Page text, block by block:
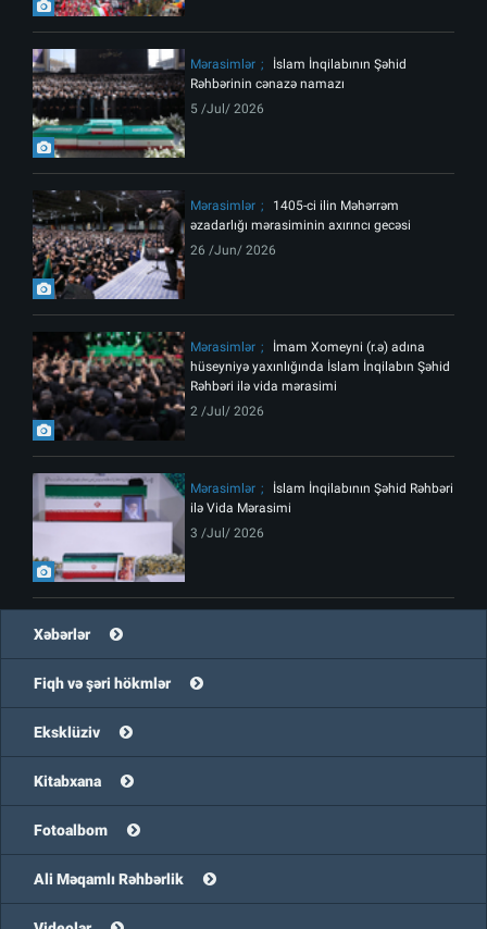
Mərasimlər
İslam İnqilabının Şəhid
Rəhbərinin cənazə namazı
5 /Jul/ 2026
Mərasimlər
1405-ci ilin Məhərrəm
əzadarlığı mərasiminin axırıncı gecəsi
26 /Jun/ 2026
Mərasimlər
İmam Xomeyni (r.ə) adına
hüseyniyə yaxınlığında İslam İnqilabın Şəhid
Rəhbəri ilə vida mərasimi
2 /Jul/ 2026
Mərasimlər
İslam İnqilabının Şəhid Rəhbəri
ilə Vida Mərasimi
3 /Jul/ 2026
Xəbərlər
Fiqh və şəri hökmlər
Eksklüziv
Kitabxana
Fotoalbom
Ali Məqamlı Rəhbərlik